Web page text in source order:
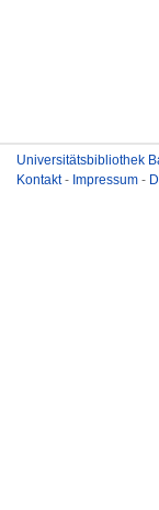
Universitätsbibliothek
Kontakt- Impressum -